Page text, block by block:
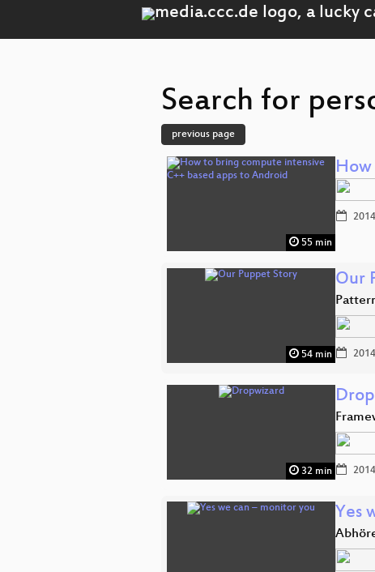
Search for
previous page
55 min
54 min
Our
32 min
Yes